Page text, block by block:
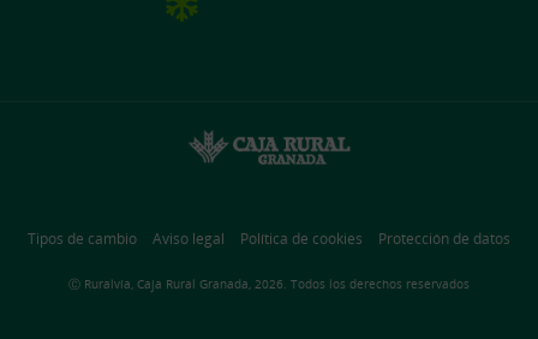
Tipos de cambio Aviso legal Política de cookies Protección de datos
Ⓒ Ruralvía, Caja Rural Granada, 2026. Todos los derechos reservados